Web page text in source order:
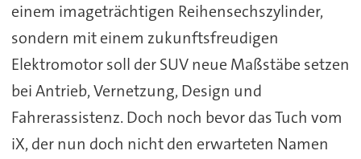
einem imageträchtigen Reihensechszylinder,
sondern mit einem zukunftsfreudigen
Elektromotor soll der SUV neue Maßstäbe setzen
bei Antrieb, Vernetzung, Design und
Fahrerassistenz. Doch noch bevor das Tuch vom
iX, der nun doch nicht den erwarteten Namen